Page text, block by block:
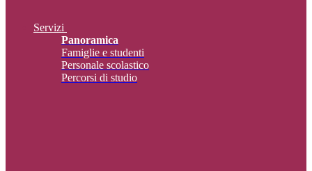
Servizi
Panoramica
Famiglie e studenti
Personale scolastico
Percorsi di studio